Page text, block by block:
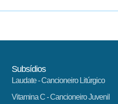
Subsídios
Laudate- Cancioneiro Litúrgico
Vitamina C- Cancioneiro Juvenil